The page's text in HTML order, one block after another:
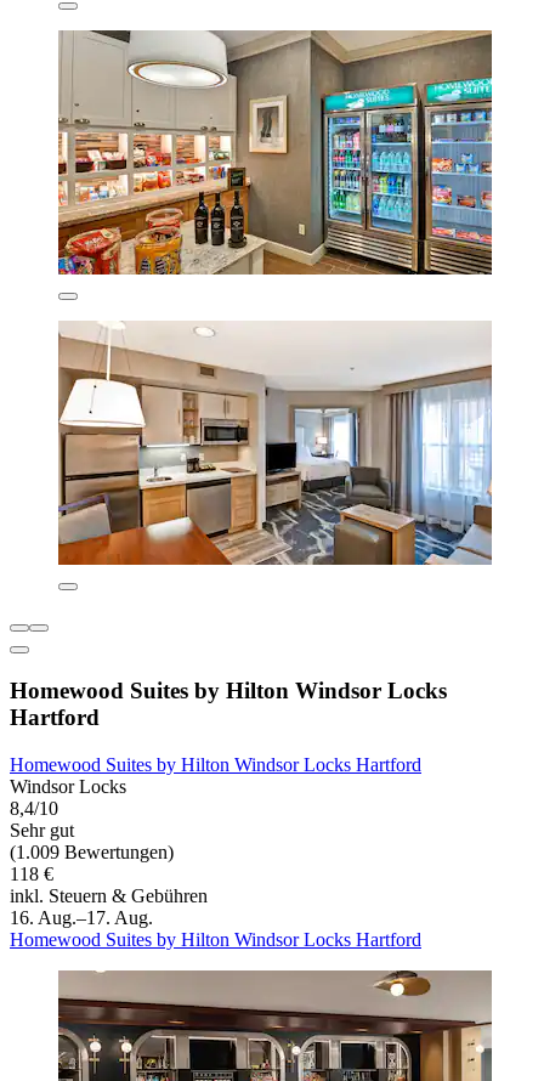
Homewood Suites by Hilton Windsor Locks
Hartford
Homewood Suites by Hilton Windsor Locks Hartford
Windsor Locks
8,4/10
Sehr gut
(1.009 Bewertungen)
118 €
inkl. Steuern & Gebühren
16. Aug.–17. Aug.
Homewood Suites by Hilton Windsor Locks Hartford